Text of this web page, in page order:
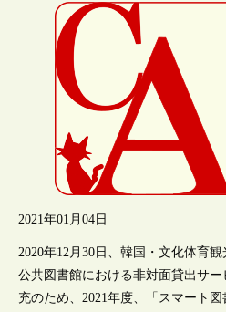
2021年01月04日
2020年12月30日、韓国・文化体育観
公共図書館における非対面貸出サー
充のため、2021年度、「スマート